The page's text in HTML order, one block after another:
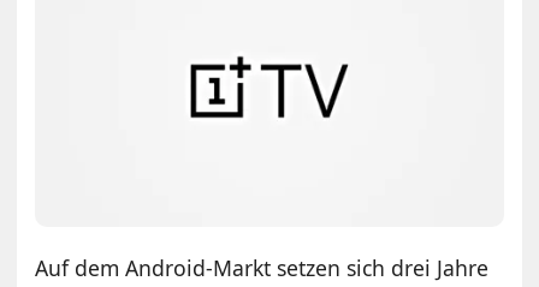
Auf dem Android-Markt setzen sich drei Jahre